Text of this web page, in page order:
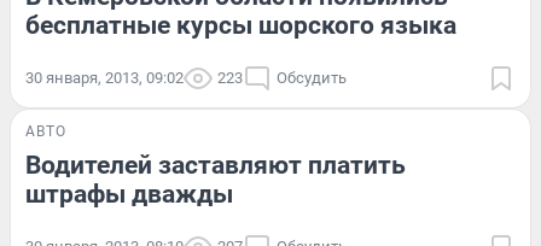
бесплатные курсы шорского языка
30 января, 2013, 09:02 223 Обсудить
АВТО
Водителей заставляют платить
штрафы дважды